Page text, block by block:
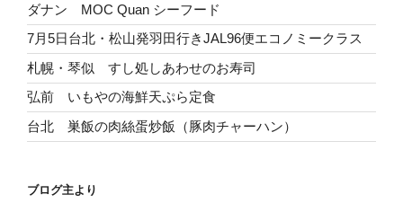
ダナン MOC Quan シーフード
7月5日台北・松山発羽田行きJAL96便エコノミークラス
札幌・琴似 すし処しあわせのお寿司
弘前 いもやの海鮮天ぷら定食
台北 巣飯の肉絲蛋炒飯（豚肉チャーハン）
ブログ主より